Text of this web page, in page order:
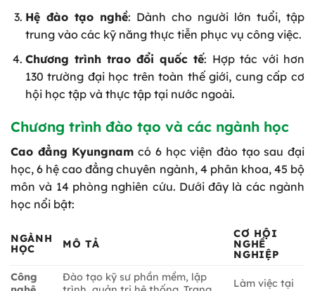
Hệ đào tạo nghề: Dành cho người lớn tuổi, tập
trung vào các kỹ năng thực tiễn phục vụ công việc.
Chương trình trao đổi quốc tế: Hợp tác với hơn
130 trường đại học trên toàn thế giới, cung cấp cơ
hội học tập và thực tập tại nước ngoài.
Chương trình đào tạo và các ngành học
Cao đẳng Kyungnam có 6 học viện đào tạo sau đại
học, 6 hệ cao đẳng chuyên ngành, 4 phân khoa, 45 bộ
môn và 14 phòng nghiên cứu. Dưới đây là các ngành
học nổi bật:
NGÀNH
HỌC
MÔ TẢ
CƠ HỘI
NGHỀ
NGHIỆP
Công
Đào tạo kỹ sư phần mềm, lập
Làm việc tại